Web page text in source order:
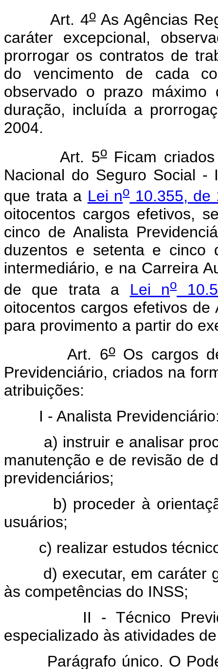
Art. 4oAs Agências
caráter excepcional,
prorrogar os contratos de
do vencimento de cada
observado o prazo
duração, incluída a
2004.
Art. 5oFicam criados
Nacional do Seguro Social -
que trata a Lei no10.355, de
oitocentos cargos efetivos,
cinco de Analista
duzentos e setenta e cinco
intermediário, e na Carreira
de que trata a Lei no
oitocentos cargos efetivos
para provimento a partir do
Art. 6oOs cargos
Previdenciário, criados na
atribuições:
I - Analista
a) instruir e analisar
manutenção e de revisão de
previdenciários;
b) proceder à
usuários;
c) realizar estudos
d) executar, em caráter
às competências do INSS;
II - Técnico
especializado às atividades
Parágrafo único. O